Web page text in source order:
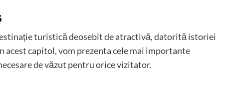
turistică deosebit de atractivă, datorită istoriei
capitol, vom prezenta cele mai importante
de văzut pentru orice vizitator.